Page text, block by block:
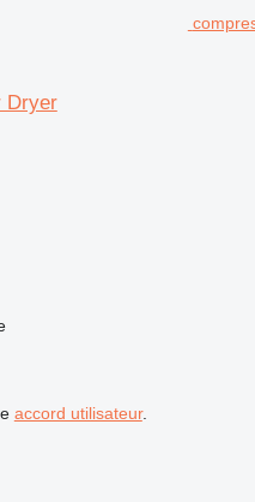
Dryer
accord utilisateur.